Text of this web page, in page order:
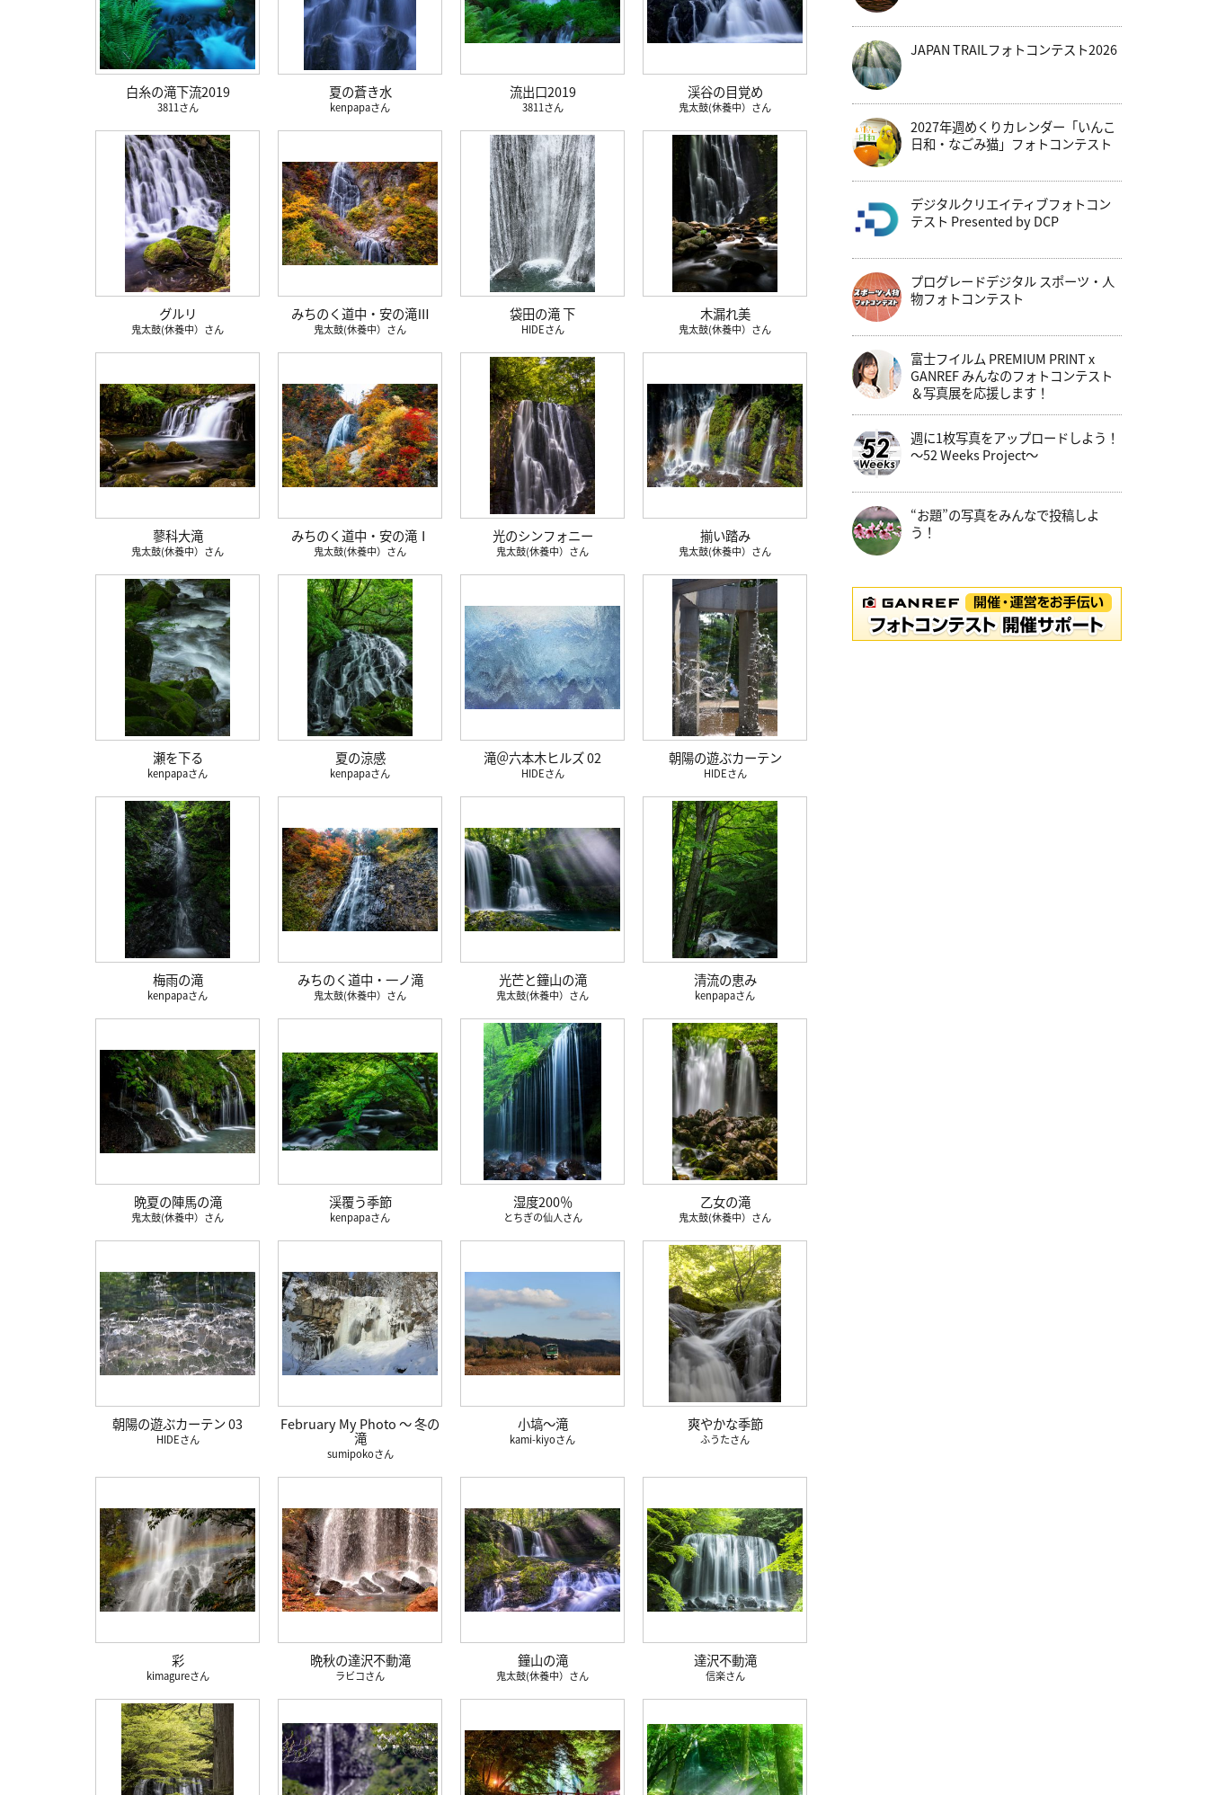
白糸の滝下流2019
3811
夏の蒼き水
kenpapa
流出口2019
3811
渓谷の目覚め
鬼太鼓(休養中）
グルリ
鬼太鼓(休養中）
みちのく道中・安の滝Ⅲ
鬼太鼓(休養中）
袋田の滝 下
HIDE
木漏れ美
鬼太鼓(休養中）
蓼科大滝
鬼太鼓(休養中）
みちのく道中・安の滝Ⅰ
鬼太鼓(休養中）
光のシンフォニー
鬼太鼓(休養中）
揃い踏み
鬼太鼓(休養中）
瀬を下る
kenpapa
夏の涼感
kenpapa
滝＠六本木ヒルズ 02
HIDE
朝陽の遊ぶカーテン
HIDE
梅雨の滝
kenpapa
みちのく道中・一ノ滝
鬼太鼓(休養中）
光芒と鐘山の滝
鬼太鼓(休養中）
清流の恵み
kenpapa
晩夏の陣馬の滝
鬼太鼓(休養中）
渓覆う季節
kenpapa
湿度200％
とちぎの仙人
乙女の滝
鬼太鼓(休養中）
朝陽の遊ぶカーテン 03
HIDE
February My Photo ～ 冬の
滝
sumipoko
小塙～滝
kami-kiyo
爽やかな季節
ふうた
彩
kimagure
晩秋の達沢不動滝
ラビコ
鐘山の滝
鬼太鼓(休養中）
達沢不動滝
信楽
JAPAN TRAILフォトコンテスト2026
2027年週めくりカレンダー「いんこ
日和・なごみ猫」フォトコンテスト
デジタルクリエイティブフォトコン
テスト Presented by DCP
プログレードデジタル スポーツ・人
物フォトコンテスト
富士フイルム PREMIUM PRINT x
GANREF みんなのフォトコンテスト
＆写真展を応援します！
週に1枚写真をアップロードしよう！
～52 Weeks Project～
“お題”の写真をみんなで投稿しよ
う！